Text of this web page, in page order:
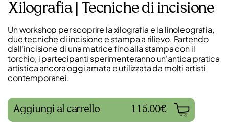
Xilografia | Tecniche di incisione
Un workshop per scoprire la xilografia e la linoleografia,
due tecniche di incisione e stampa a rilievo. Partendo
dall'incisione di una matrice fino alla stampa con il
torchio, i partecipanti sperimenteranno un'antica pratica
artistica ancora oggi amata e utilizzata da molti artisti
contemporanei.
Aggiungi al carrello 115.00€